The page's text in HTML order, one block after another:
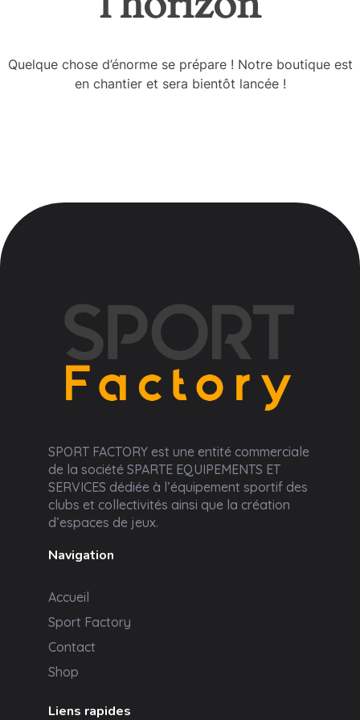
Quelque chose d’énorme se prépare ! Notre boutique est
en chantier et sera bientôt lancée !
SPORT FACTORY est une entité commerciale
de la société SPARTE EQUIPEMENTS ET
SERVICES dédiée à l’équipement sportif des
clubs et collectivités ainsi que la création
d’espaces de jeux.
Navigation
Accueil
Sport Factory
Contact
Shop
Liens rapides